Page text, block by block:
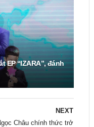
EP “IZARA”, đánh
NEXT
Châu chính thức trở